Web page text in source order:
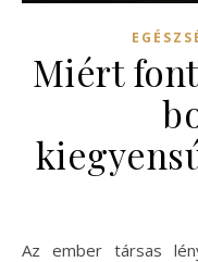
Miért
Az ember társas lény, aki alapvetően közösségekhez